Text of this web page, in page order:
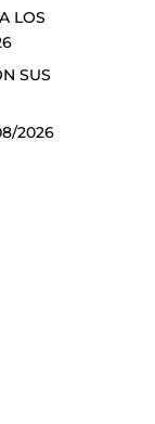
LOS
SUS
2026